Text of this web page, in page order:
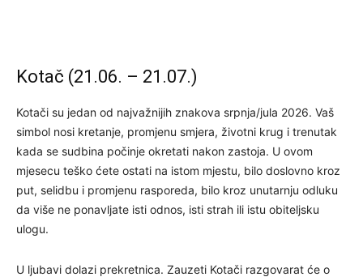
Kotač (21.06. – 21.07.)
Kotači su jedan od najvažnijih znakova srpnja/jula 2026. Vaš
simbol nosi kretanje, promjenu smjera, životni krug i trenutak
kada se sudbina počinje okretati nakon zastoja. U ovom
mjesecu teško ćete ostati na istom mjestu, bilo doslovno kroz
put, selidbu i promjenu rasporeda, bilo kroz unutarnju odluku
da više ne ponavljate isti odnos, isti strah ili istu obiteljsku
ulogu.
U ljubavi dolazi prekretnica. Zauzeti Kotači razgovarat će o